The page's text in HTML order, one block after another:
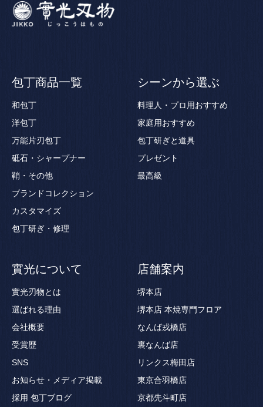
包丁商品一覧
和包丁
洋包丁
万能片刃包丁
砥石・シャープナー
鞘・その他
ブランドコレクション
カスタマイズ
包丁研ぎ・修理
シーンから選ぶ
料理人・プロ用おすすめ
家庭用おすすめ
包丁研ぎと道具
プレゼント
最高級
實光について
實光刃物とは
選ばれる理由
会社概要
受賞歴
SNS
お知らせ・メディア掲載
採用 包丁ブログ
店舗案内
堺本店
堺本店 本焼専門フロア
なんば戎橋店
裏なんば店
リンクス梅田店
東京合羽橋店
京都先斗町店